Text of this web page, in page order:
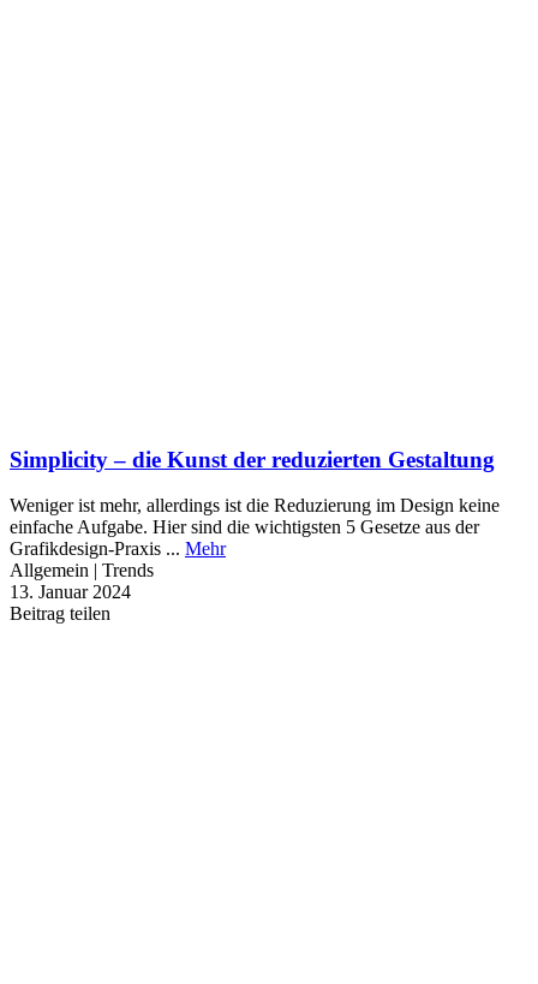
Simplicity – die Kunst der reduzierten Gestaltung
Weniger ist mehr, allerdings ist die Reduzierung im Design keine
einfache Aufgabe. Hier sind die wichtigsten 5 Gesetze aus der
Grafikdesign-Praxis ... Mehr
Allgemein | Trends
13. Januar 2024
Beitrag teilen